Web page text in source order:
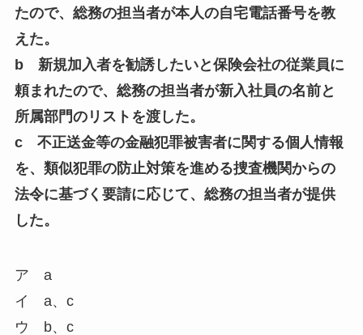
たので、総務の担当者が本人の自宅電話番号を教
えた。
b 新規加入者を勧誘したいと保険会社の従業員に
頼まれたので、総務の担当者が新入社員の名前と
所属部門のリストを渡した。
c 不正送金等の金融犯罪被害者に関する個人情報
を、類似犯罪の防止対策を進める捜査機関からの
法令に基づく要請に応じて、総務の担当者が提供
した。
ア a
イ a、c
ウ b、c